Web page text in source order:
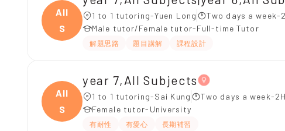
All
S
1 to 1 tutoring-Yuen Long
Two days a week-
Male tutor/Female tutor-Full-time Tutor
解題思路 題目講解 課程設計
All
S
year 7,All Subjects
1 to 1 tutoring-Sai Kung
Two days a week-
Female tutor-University
有耐性 有愛心 長期補習